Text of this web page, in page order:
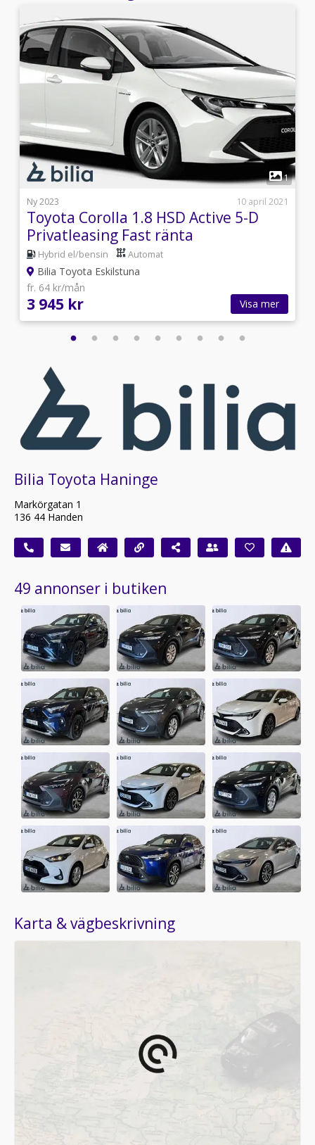
1
Ny 2023
10 april 2021
Toyota Corolla 1.8 HSD Active 5-D
Privatleasing Fast ränta
Hybrid el/bensin Automat
Bilia Toyota Eskilstuna
fr. 64 kr/mån
3 945 kr Visa mer
Bilia Toyota Haninge
Markörgatan 1
136 44 Handen
49 annonser i butiken
Karta & vägbeskrivning